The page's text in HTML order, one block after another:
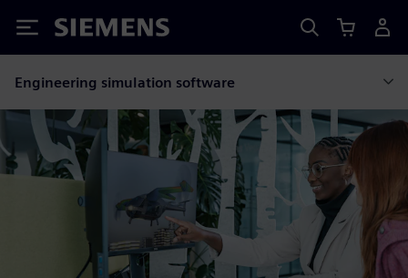
Siemens
Engineering simulation software